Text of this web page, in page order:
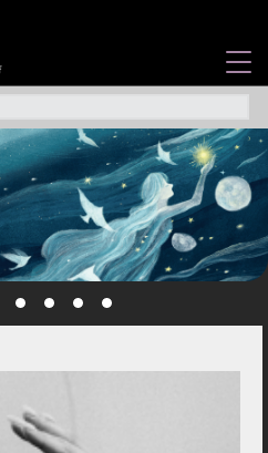
專欄
點企劃
會企業
識我們